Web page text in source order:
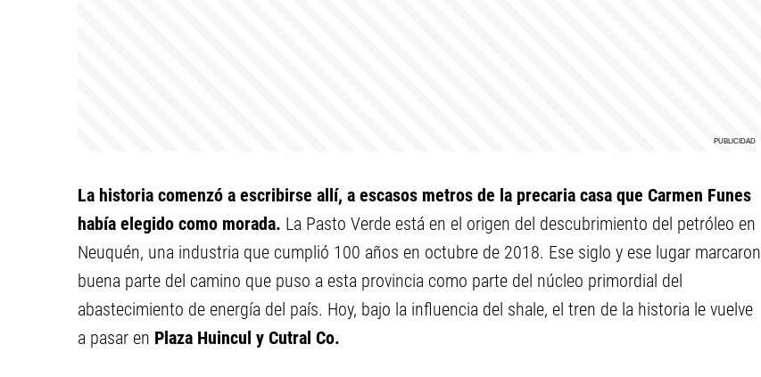
La historia comenzó a escribirse allí, a escasos metros de la precaria casa que Carmen Funes
había elegido como morada. La Pasto Verde está en el origen del descubrimiento del petróleo en
Neuquén, una industria que cumplió 100 años en octubre de 2018. Ese siglo y ese lugar marcaron
buena parte del camino que puso a esta provincia como parte del núcleo primordial del
abastecimiento de energía del país. Hoy, bajo la influencia del shale, el tren de la historia le vuelve
a pasar en Plaza Huincul y Cutral Co.